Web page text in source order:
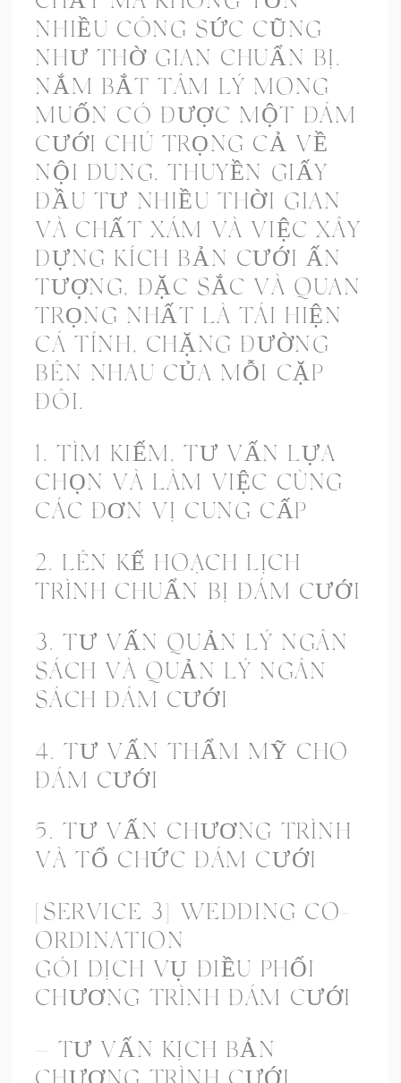
NHIỀU CÔNG SỨC CŨNG
NHƯ THỜ GIAN CHUẨN BỊ.
NẮM BẮT TÂM LÝ MONG
MUỐN CÓ ĐƯỢC MỘT ĐÁM
CƯỚI CHÚ TRỌNG CẢ VỀ
NỘI DUNG, THUYỀN GIẤY
ĐẦU TƯ NHIỀU THỜI GIAN
VÀ CHẤT XÁM VÀ VIỆC XÂY
DỰNG KÍCH BẢN CƯỚI ẤN
TƯỢNG, ĐẶC SẮC VÀ QUAN
TRỌNG NHẤT LÀ TÁI HIỆN
CÁ TÍNH, CHẶNG ĐƯỜNG
BÊN NHAU CỦA MỖI CẶP
ĐÔI.
1. TÌM KIẾM, TƯ VẤN LỰA
CHỌN VÀ LÀM VIỆC CÙNG
CÁC ĐƠN VỊ CUNG CẤP
2. LÊN KẾ HOẠCH LỊCH
TRÌNH CHUẨN BỊ ĐÁM CƯỚI
3. TƯ VẤN QUẢN LÝ NGÂN
SÁCH VÀ QUẢN LÝ NGÂN
SÁCH ĐÁM CƯỚI
4. TƯ VẤN THẨM MỸ CHO
ĐÁM CƯỚI
5. TƯ VẤN CHƯƠNG TRÌNH
VÀ TỔ CHỨC ĐÁM CƯỚI
[SERVICE 3] WEDDING CO-
ORDINATION
GÓI DỊCH VỤ ĐIỀU PHỐI
CHƯƠNG TRÌNH ĐÁM CƯỚI
– TƯ VẤN KỊCH BẢN